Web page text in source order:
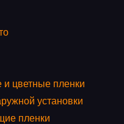
цветные пленки
установки
пленки